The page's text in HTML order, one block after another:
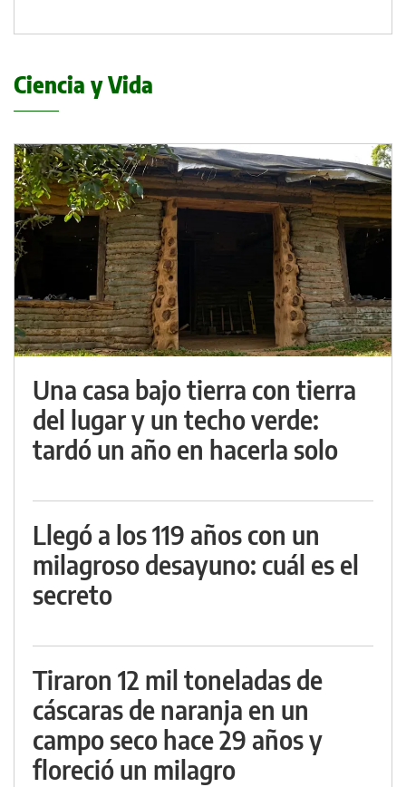
Ciencia y Vida
Una casa bajo tierra con tierra
del lugar y un techo verde:
tardó un año en hacerla solo
Llegó a los 119 años con un
milagroso desayuno: cuál es el
secreto
Tiraron 12 mil toneladas de
cáscaras de naranja en un
campo seco hace 29 años y
floreció un milagro